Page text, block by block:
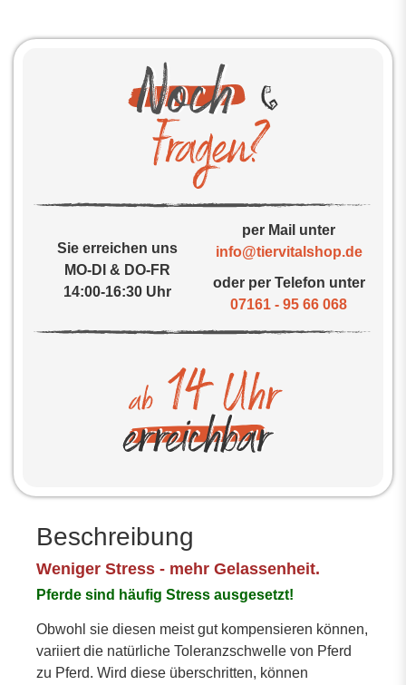
Sie erreichen uns
MO-DI & DO-FR
14:00-16:30 Uhr
per Mail unter
info@tiervitalshop.de
oder per Telefon unter
07161 - 95 66 068
Beschreibung
Weniger Stress - mehr Gelassenheit.
Pferde sind häufig Stress ausgesetzt!
Obwohl sie diesen meist gut kompensieren können,
variiert die natürliche Toleranzschwelle von Pferd
zu Pferd. Wird diese überschritten, können